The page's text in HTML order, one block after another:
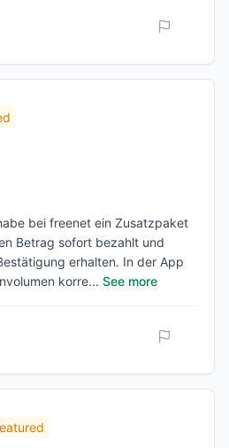
bei freenet ein Zusatzpaket
Betrag sofort bezahlt und
erhalten. In der App
korre... See more